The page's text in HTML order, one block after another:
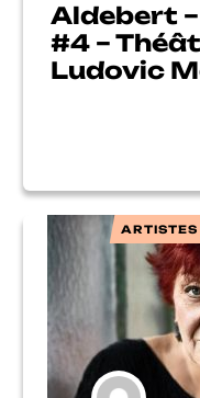
Aldebert
#4 –
Ludovic
ARTISTES